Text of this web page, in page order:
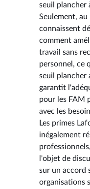
seuil plancher
Seulement,
connaissent
comment
travail sans
personnel, ce
seuil plancher
garantit
pour les FAM
avec les
Les primes
inégalement
l'objet de
sur un accord
organisations